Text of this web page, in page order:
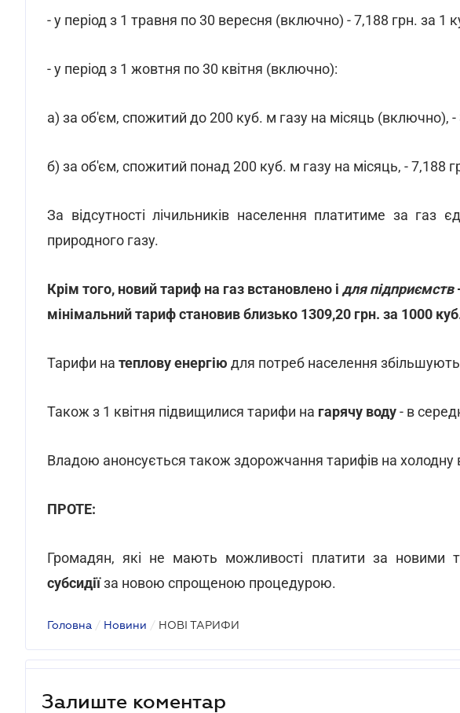
- у період з 1 травня по 30 вересня (включно) - 7,188 грн. за 1
- у період з 1 жовтня по 30 квітня (включно):
а) за об'єм, спожитий до 200 куб. м газу на місяць (включно), -
б) за об'єм, спожитий понад 200 куб. м газу на місяць, - 7,188
За відсутності лічильників населення платитиме за
природного газу.
Крім того, новий тариф на газ встановлено і для підприємств
мінімальний тариф становив близько 1309,20 грн. за 1000
Тарифи на теплову енергію для потреб населення
Також з 1 квітня підвищилися тарифи на гарячу воду- в
Владою анонсується також здорожчання тарифів на
ПРОТЕ:
Громадян, які не мають можливості платити за новими
субсидіїза новою спрощеною процедурою.
Головна / Новини / НОВІ ТАРИФИ
Залиште коментар